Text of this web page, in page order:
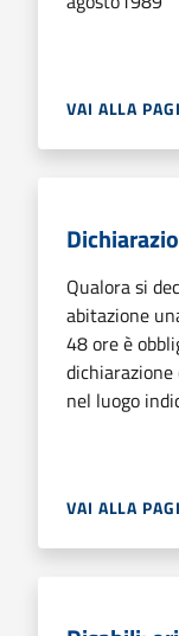
VAI ALLA
Qualora si
abitazione
48 ore è
nel luogo
VAI ALLA